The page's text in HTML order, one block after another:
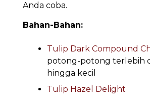
Anda coba.
Bahan-Bahan:
Tulip Dark Compound
potong-potong terlebih
hingga kecil
Tulip Hazel Delight